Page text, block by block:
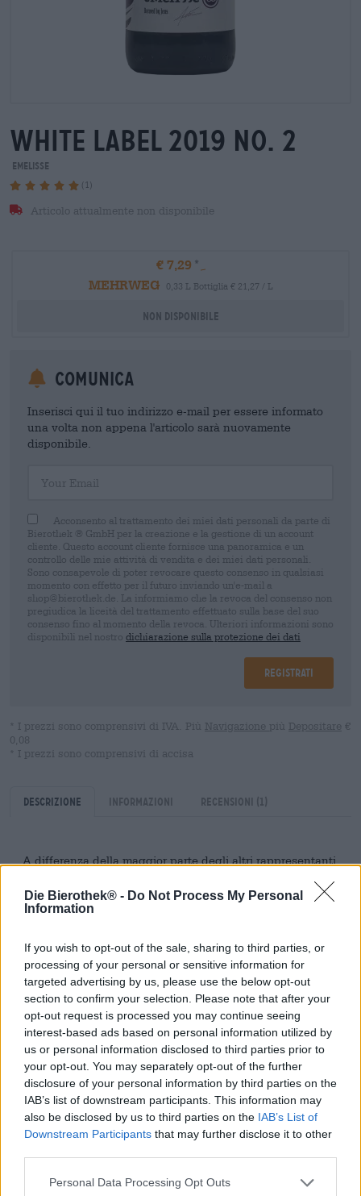
Die Bierothek® - Do Not Process My Personal
Information
If you wish to opt-out of the sale, sharing to third parties, or
processing of your personal or sensitive information for
targeted advertising by us, please use the below opt-out
section to confirm your selection. Please note that after your
opt-out request is processed you may continue seeing
interest-based ads based on personal information utilized by
us or personal information disclosed to third parties prior to
your opt-out. You may separately opt-out of the further
disclosure of your personal information by third parties on the
IAB’s list of downstream participants. This information may
also be disclosed by us to third parties on the IAB’s List of
Downstream Participants that may further disclose it to other
Personal Data Processing Opt Outs
white label 2019 no. 2
emelisse
(1)
Articolo attualmente non disponibile
€ 7,29
MEHRWEG
0,33 L Bottiglia € 21,27 / L
Non disponibile
Comunica
Inserisci qui il tuo indirizzo e-mail per essere informato
una volta non appena l'articolo sarà nuovamente
disponibile.
Acconsento al trattamento dei miei dati personali da parte di
Bierothek ® GmbH per la creazione e la gestione di un account
cliente. Questo account cliente fornisce una panoramica e un
controllo delle mie attività di vendita e dei miei dati personali.
Sono consapevole di poter revocare questo consenso in qualsiasi
momento con effetto per il futuro inviando un'e-mail a
shop@bierothek.de. La informiamo che la revoca del consenso non
pregiudica la liceità del trattamento effettuato sulla base del suo
consenso fino al momento della revoca. Ulteriori informazioni sono
disponibili nel nostro dichiarazione sulla protezione dei dati
Registrati
* I prezzi sono comprensivi di IVA. Più Navigazione più Depositare €
0,08
* I prezzi sono comprensivi di accisa
Descrizione Informazioni Recensioni (1)
A differenza della maggior parte degli altri rappresentanti
maturato in botti di whisky. Dopo il completamento, la
birra scura viene versata in botti di vino Porto.
in precedenza contenevano Tawny Port. Esiste sia il porto
rosso rubino che una variante che ricorda il colore del
castano. Il Tawny è la tipologia castano-marrone che, a
differenza del Porto rosso, non viene conservato nelle
solite botti di grande formato, ma in piccole botti di
rovere. Le botti più piccole garantiscono un vino ancora
più saporito. Se le botti vengono convertite per la
conservazione della birra, durante il processo di
maturazione la birra acquisisce aromi altrettanto forti dal
legno di quercia. La conservazione aggiuntiva rende
inoltre la birra più equilibrata e corposa.
La White Label Dark Ale Tawny Port Barrel Aged di
Emelisse scorre nel bicchiere nel colore delle castagne
autunnali ed è leggermente torbida. Un delicato strato di
schiuma beige a pori fini corona la birra ed emana un